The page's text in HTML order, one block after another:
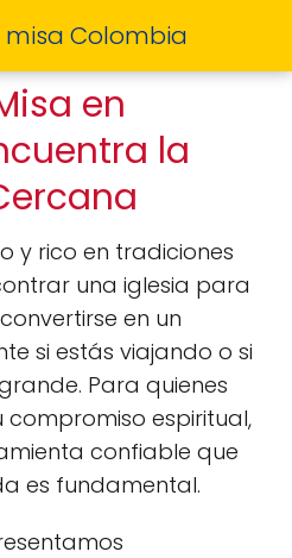
misa Colombia
en
la
y rico en tradiciones
una iglesia para
en un
si estás viajando o si
Para quienes
espiritual,
confiable que
es fundamental.